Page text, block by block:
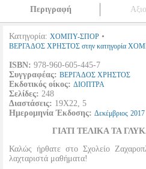
Περιγραφή
Κατηγορία: ΧΟΜΠΥ-ΣΠΟΡ •
ΒΕΡΓΑΔΟΣ ΧΡΗΣΤΟΣ στην κατηγορία
ISBN: 978-960-605-445-7
Συγγραφέας: ΒΕΡΓΑΔΟΣ ΧΡΗΣΤΟΣ
Εκδοτικός οίκος: ΔΙΟΠΤΡΑ
Σελίδες: 248
Διαστάσεις: 19Χ22, 5
Ημερομηνία Έκδοσης: Δεκέμβριος 2017
ΓΙΑΤΙ ΤΕΛΙΚΑ ΤΑ
Καλώς ήρθατε στο Σχολείο
λαχταριστά μαθήματα!